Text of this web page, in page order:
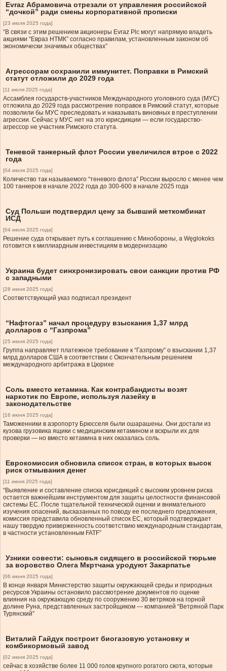
Evraz Абрамовича отрезали от управления российской
“дочкой” ради смены корпоративной прописки
[23 июля 2025 года]
“В связи с этим решением акционеры Evraz Plc могут напрямую владеть
акциями “Евраз НТМК” согласно правилам, установленным законом об
экономически значимых обществах”
Агрессорам сохранили иммунитет. Поправки в Римский
статут отложили до 2029 года
[11 июля 2025 года]
Ассамблея государств-участников Международного уголовного суда (МУС)
отложила до 2029 года рассмотрение поправок в Римский статут, которые
позволили бы МУС преследовать и наказывать виновных в преступлении
агрессии. Сейчас у МУС нет на это юрисдикции — если государство-
агрессор не участник Римского статута.
Теневой танкерный флот России увеличился втрое с 2022
года
[04 июля 2025 года]
Количество так называемого “теневого флота” России выросло с менее чем
100 танкеров в начале 2022 года до 300-600 в начале 2025 года
Суд Польши подтвердил цену за бывший меткомбинат
ИСД
[04 июля 2025 года]
Решение суда открывает путь к соглашению с Минобороны, а Węglokoks
готовится к миллиардным инвестициям в модернизацию
Украина будет синхронизировать свои санкции против РФ
с западными
[28 июня 2025 года]
Соответствующий указ подписал президент
“Нафтогаз” начал процедуру взыскания 1,37 млрд
долларов с “Газпрома”
[25 июня 2025 года]
Группа направляет платежное требование к “Газпрому” о взыскании 1,37
млрд долларов США в соответствии с Окончательным решением
международного арбитража в Цюрихе
Соль вместо кетамина. Как контрабандисты возят
наркотик по Европе, используя лазейку в
законодательстве
[16 июня 2025 года]
Таможенники в аэропорту Брюсселя были ошарашены. Они достали из
кузова грузовика ящики с медицинским кетамином и вскрыли их для
проверки — но вместо кетамина в них оказалась соль.
Еврокомиссия обновила список стран, в которых высок
риск отмывания денег
[11 июня 2025 года]
“Выявление и составление списка юрисдикций с высоким уровнем риска
остается важнейшим инструментом для защиты целостности финансовой
системы ЕС. После тщательной технической оценки и внимательного
изучения опасений, высказанных по поводу ее последнего предложения,
комиссия представила обновленный список ЕС, который подтверждает
нашу твердую приверженность соответствию международным стандартам,
в частности установленным FATF”
Узники совести: сыновья сидящего в российской тюрьме
за воровство Олега Мкртчана уродуют Закарпатье
[06 июня 2025 года]
В конце января Министерство защиты окружающей среды и природных
ресурсов Украины остановило рассмотрение документов по оценке
влияния на окружающую среду по сооружению 30 ветряков на горной
долине Руна, представленных застройщиком — компанией “Ветряной Парк
Турянский”
Виталий Гайдук построит биогазовую установку и
комбикормовый завод
[02 июня 2025 года]
сейчас в хозяйстве более 11 000 голов крупного рогатого скота, которые